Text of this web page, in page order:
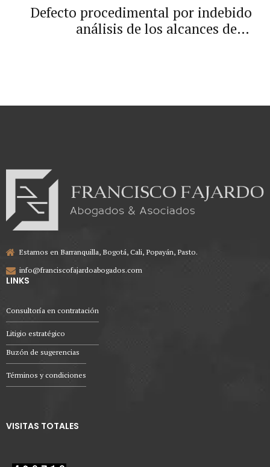
Defecto procedimental por indebido
análisis de los alcances de la
Estamos en Barranquilla, Bogotá, Cali, Popayán, Pasto.
info@franciscofajardoabogados.com
LINKS
Consultoría en contratación
Litigio estratégico
Buzón de sugerencias
Términos y condiciones
VISITAS TOTALES